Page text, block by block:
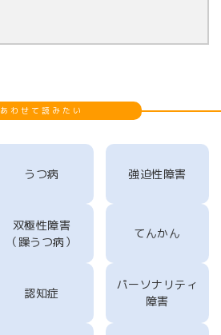
あわせて読みたい
うつ病 強迫性障害
双極性障害
（躁うつ病）
てんかん
認知症
パーソナリティ
障害